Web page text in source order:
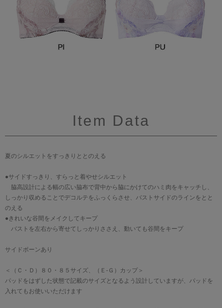
Item Data
夏のシルエットをすっきりととのえる
●サイドすっきり、すらっと着やせシルエット
脇高設計による幅の広い脇布で背中から脇にかけてのハミ肉をキャッチし、
しっかり収めることでデコルテをふっくらさせ、バストサイドのラインをとと
のえる
●きれいな谷間をメイクしてキープ
バストを左右から寄せてしっかりささえ、動いても谷間をキープ
サイドボーンあり
＜（Ｃ・Ｄ）８０・８５サイズ、（Ｅ-Ｇ）カップ＞
パッドをはずした状態で記載のサイズとなるよう設計していますが、パッドを
入れてもお使いいただけます